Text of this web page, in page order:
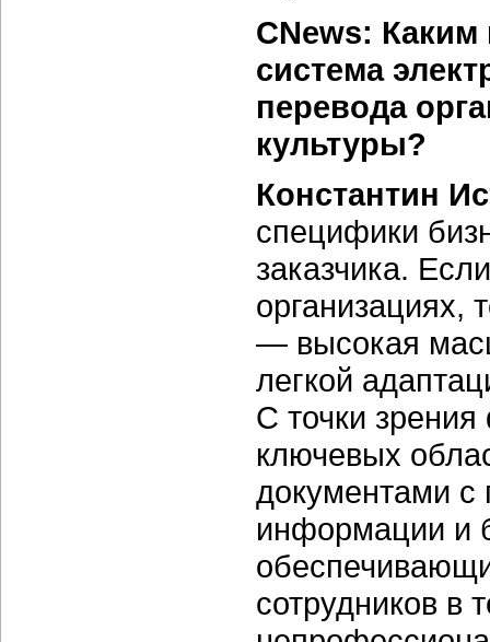
CNews: Каким
система
перевода
культуры?
Константин
специфики
заказчика.
организациях,
— высокая
легкой
С точки
ключевых
документами с
информации и
сотрудников в